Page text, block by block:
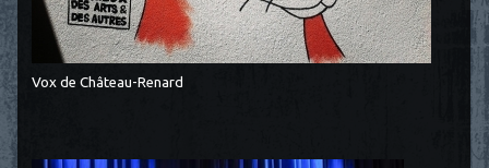
Vox de Château-Renard